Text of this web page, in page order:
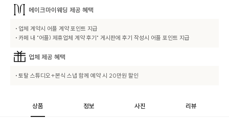
메이크마이웨딩 제공 혜택
• 업체 계약시 어플 계약 포인트 지급
• 카페 내 "어플) 제휴업체 계약 후기" 게시판에 후기 작성시 어플 포인트 지급
업체 제공 혜택
• 토탈 스튜디오+본식 스냅 함께 예약 시 20만원 할인
상품 정보 사진 리뷰